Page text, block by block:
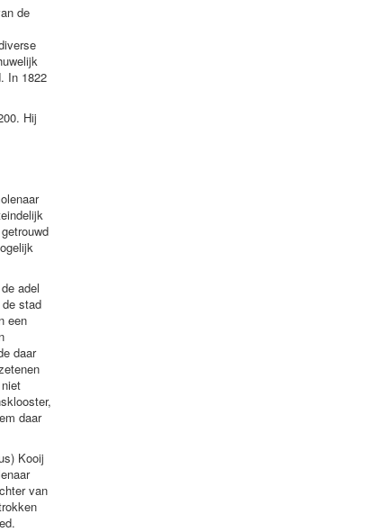
de
In 1822
Hij
adel
stad
een
daar
daar
Kooij
van